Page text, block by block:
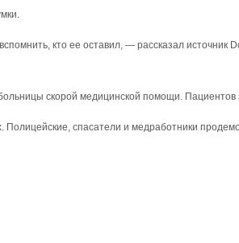
кто ее оставил, — рассказал
скорой медицинской помощи.
спасатели и медработники